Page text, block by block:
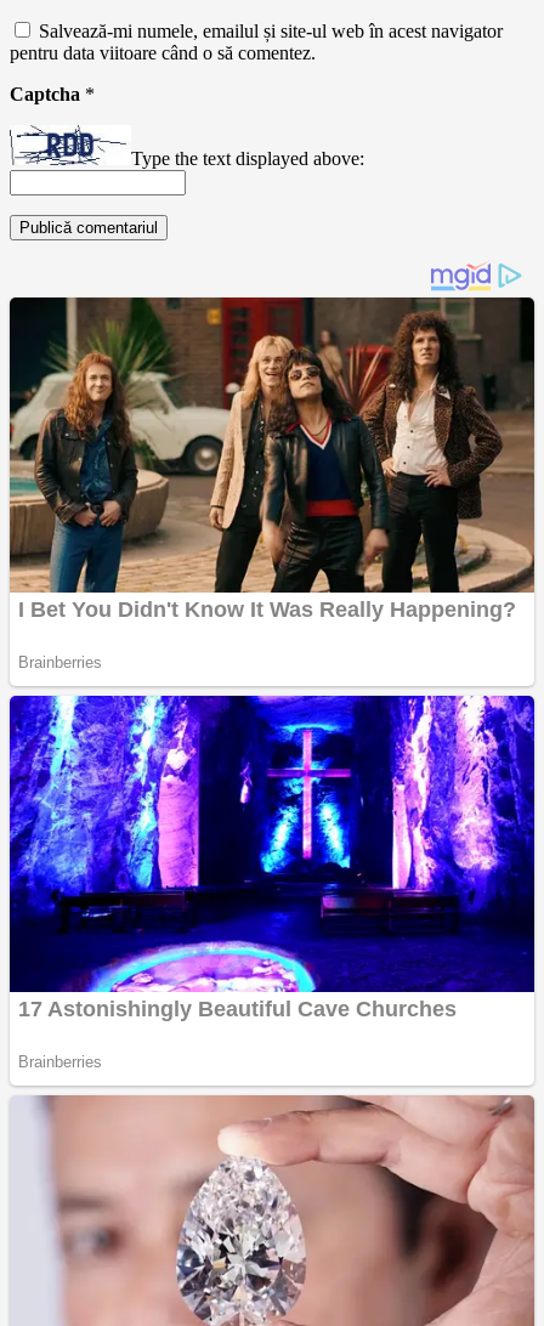
Salvează-mi numele, emailul și site-ul web în acest navigator
pentru data viitoare când o să comentez.
Captcha *
Type the text displayed above: